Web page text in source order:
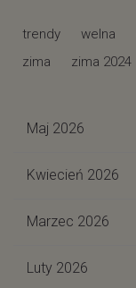
trendy welna
zima
zima 2024
Maj 2026
Kwiecień 2026
Marzec 2026
Luty 2026